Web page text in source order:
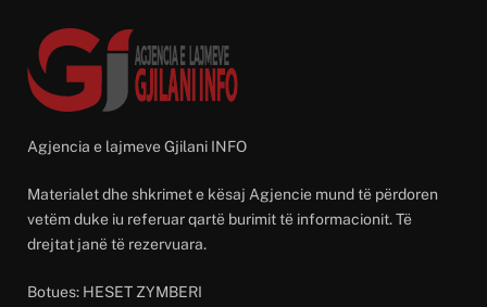
Agjencia e lajmeve Gjilani INFO
Materialet dhe shkrimet e kësaj Agjencie mund të përdoren
vetëm duke iu referuar qartë burimit të informacionit. Të
drejtat janë të rezervuara.
Botues: HESET ZYMBERI